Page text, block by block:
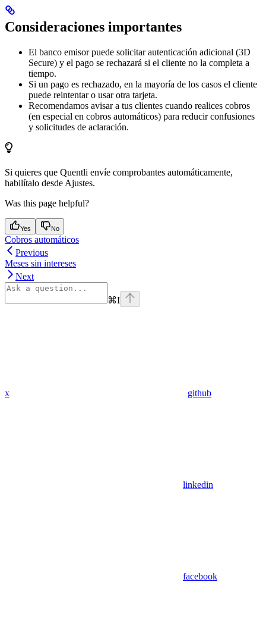
Consideraciones importantes
El banco emisor puede solicitar autenticación adicional (3D
Secure) y el pago se rechazará si el cliente no la completa a
tiempo.
Si un pago es rechazado, en la mayoría de los casos el cliente
puede reintentar o usar otra tarjeta.
Recomendamos avisar a tus clientes cuando realices cobros
(en especial en cobros automáticos) para reducir confusiones
y solicitudes de aclaración.
Si quieres que Quentli envíe comprobantes automáticamente,
habilítalo desde Ajustes.
Was this page helpful?
Yes No
Cobros automáticos
Previous
Meses sin intereses
Next
⌘I
x github
linkedin
facebook